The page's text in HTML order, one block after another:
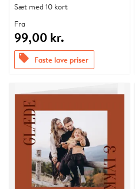
Sæt med 10 kort
Fra
99,00 kr.
offers Faste lave priser